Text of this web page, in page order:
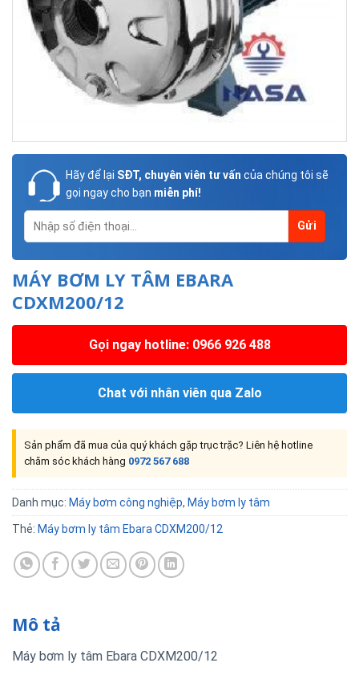
Hãy để lại SĐT, chuyên viên tư vấn của chúng tôi sẽ
gọi ngay cho bạn miễn phí!
MÁY BƠM LY TÂM EBARA
CDXM200/12
Gọi ngay hotline: 0966 926 488
Chat với nhân viên qua Zalo
Sản phẩm đã mua của quý khách gặp trục trặc? Liên hệ hotline
chăm sóc khách hàng 0972 567 688
Danh mục: Máy bơm công nghiệp, Máy bơm ly tâm
Thẻ: Máy bơm ly tâm Ebara CDXM200/12
Mô tả
Máy bơm ly tâm Ebara CDXM200/12